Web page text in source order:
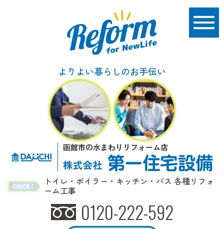
よりよい暮らしのお手伝い
函館市の水まわりリフォーム店
トイレ・ボイラー・キッチン・バス 各種リフォ
ーム工事
0120-222-592